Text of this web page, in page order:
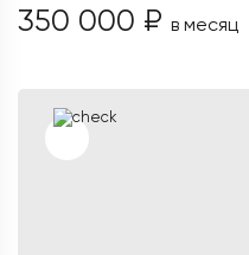
350 000 ₽ в месяц